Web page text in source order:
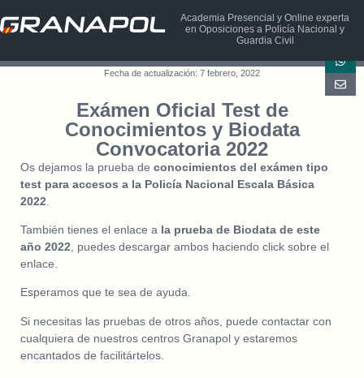
Academia Presencial y Online experta
en Oposiciones a Policía Nacional y
Guardia Civil
Fecha de actualización: 7 febrero, 2022
Exámen Oficial Test de
Conocimientos y Biodata
Convocatoria 2022
Os dejamos la prueba deconocimientos del exámen tipo
test para accesos a la Policía Nacional Escala Básica
2022
También tienes el enlace a la prueba de Biodata de este
año 2022 , puedes descargar ambos haciendo click sobre el
enlace.
Esperamos que te sea de ayuda.
Si necesitas las pruebas de otros años, puede contactar con
cualquiera de nuestros centros Granapol y estaremos
encantados de facilitártelos.